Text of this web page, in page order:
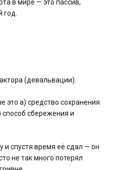
в мире — это пассив,
год.
(девальвации).
это а) средство сохранения
способ сбережения и
и спустя время её сдал — он
не так много потерял